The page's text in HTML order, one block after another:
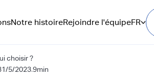
Notre histoireRejoindre l'équipeFR
choisir ?
5/2023.9min